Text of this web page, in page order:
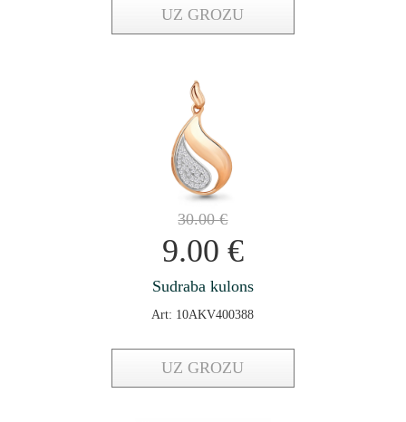
UZ GROZU
30.00€
9.00 €
Sudraba kulons
Art: 10AKV400388
UZ GROZU